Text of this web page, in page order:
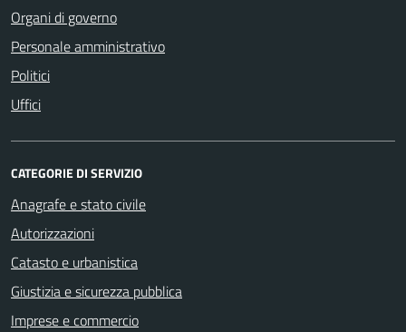
Organi di governo
Personale amministrativo
Politici
Uffici
CATEGORIE DI SERVIZIO
Anagrafe e stato civile
Autorizzazioni
Catasto e urbanistica
Giustizia e sicurezza pubblica
Imprese e commercio